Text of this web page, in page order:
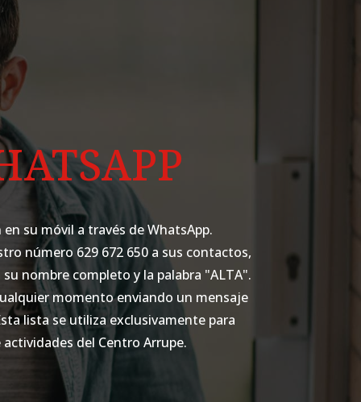
su móvil a través de WhatsApp.
número 629 672 650 a sus contactos,
nombre completo y la palabra "ALTA".
momento enviando un mensaje
lista se utiliza exclusivamente para
del Centro Arrupe.